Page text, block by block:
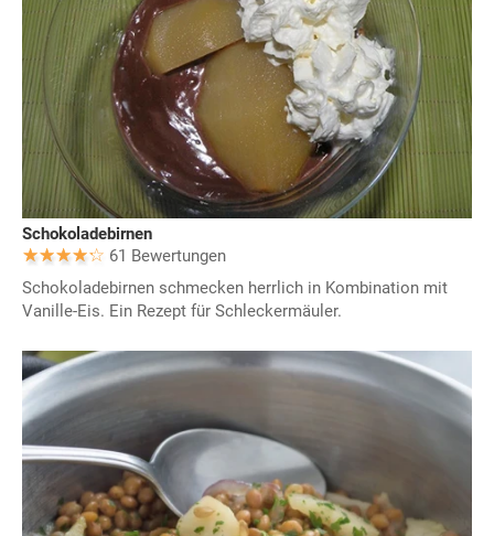
Schokoladebirnen
61 Bewertungen
Schokoladebirnen schmecken herrlich in Kombination mit
Vanille-Eis. Ein Rezept für Schleckermäuler.